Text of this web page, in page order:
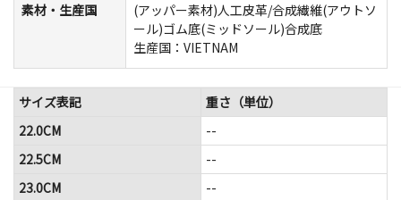
素材・生産国
(アッパー素材)人工皮革/合成繊維(アウトソ
ール)ゴム底(ミッドソール)合成底
生産国：VIETNAM
サイズ表記
重さ（単位）
22.0CM
--
22.5CM
--
23.0CM
--